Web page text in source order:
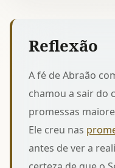
Reflexão
A fé de Abraão
chamou a sair do
promessas
Ele creu nas
antes de ver a